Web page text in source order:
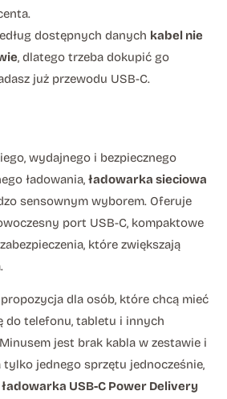
dostępnych danych kabel nie
, dlatego trzeba dokupić go
już przewodu USB-C.
wydajnego i bezpiecznego
ładowania, ładowarka sieciowa
sensownym wyborem. Oferuje
port USB-C, kompaktowe
które zwiększają
dla osób, które chcą mieć
do telefonu, tabletu i innych
jest brak kabla w zestawie i
tylko jednego sprzętu jednocześnie,
ładowarka USB-C Power Delivery